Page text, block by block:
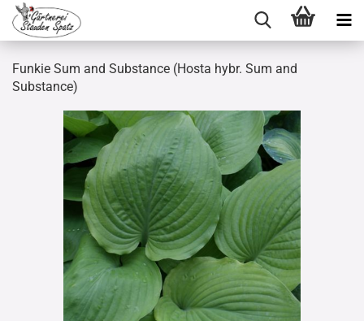
Funkie Sum and Substance (Hosta hybr. Sum and
Substance)